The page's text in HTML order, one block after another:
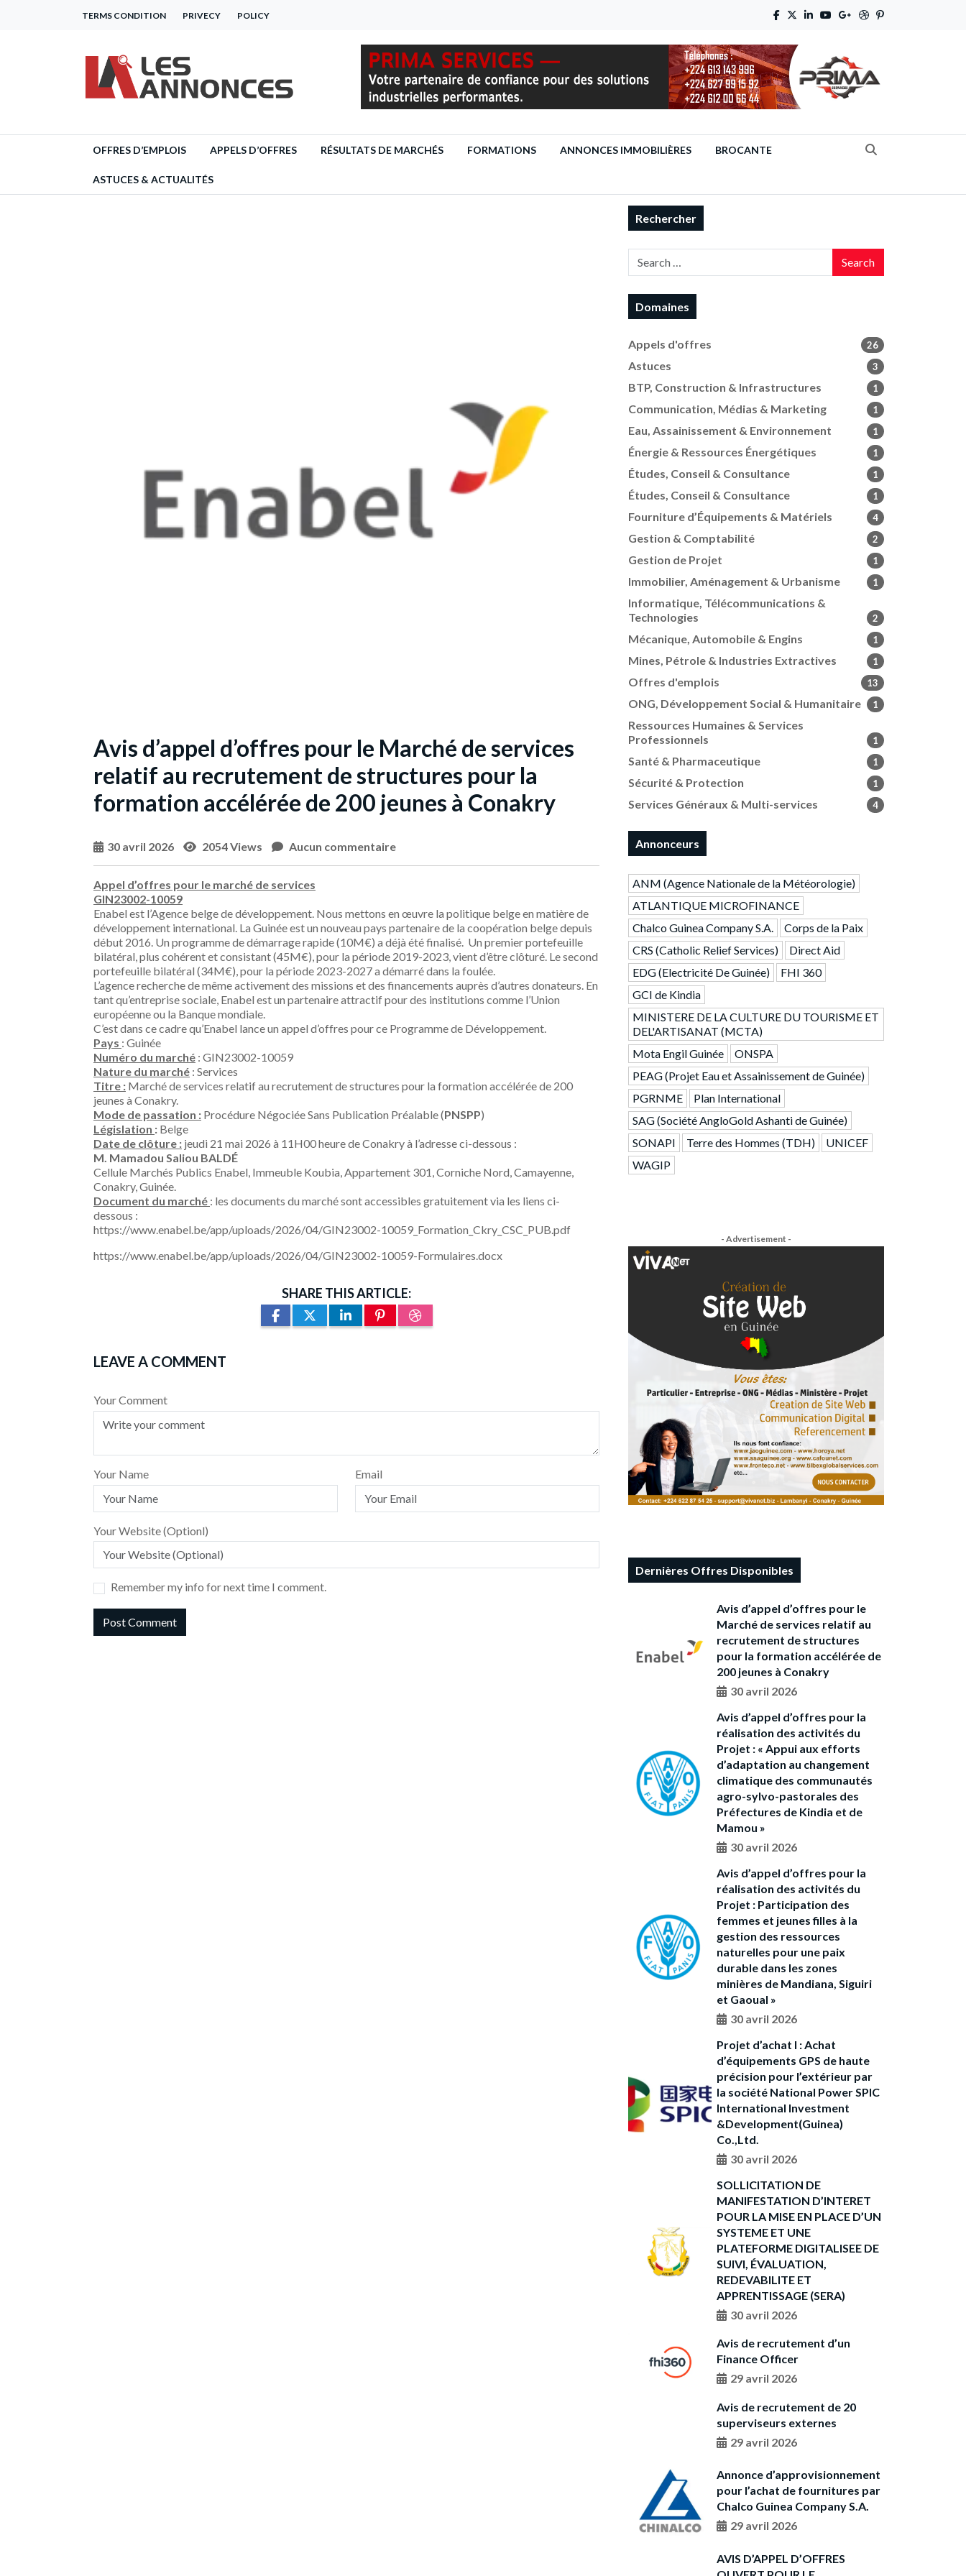
TERMS CONDITION PRIVECY POLICY
OFFRES D’EMPLOIS APPELS D’OFFRES RÉSULTATS DE MARCHÉS FORMATIONS ANNONCES IMMOBILIÈRES BROCANTE
ASTUCES & ACTUALITÉS
Avis d’appel d’offres pour le Marché de services
relatif au recrutement de structures pour la
formation accélérée de 200 jeunes à Conakry
30 avril 2026 2054 Views Aucun commentaire
Appel d’offres pour le marché de services
GIN23002-10059
Enabel est l’Agence belge de développement. Nous mettons en œuvre la politique belge en matière de
développement international. La Guinée est un nouveau pays partenaire de la coopération belge depuis
début 2016. Un programme de démarrage rapide (10M€) a déjà été finalisé. Un premier portefeuille
bilatéral, plus cohérent et consistant (45M€), pour la période 2019-2023, vient d’être clôturé. Le second
portefeuille bilatéral (34M€), pour la période 2023-2027 a démarré dans la foulée.
L’agence recherche de même activement des missions et des financements auprès d’autres donateurs. En
tant qu’entreprise sociale, Enabel est un partenaire attractif pour des institutions comme l’Union
européenne ou la Banque mondiale.
C’est dans ce cadre qu’Enabel lance un appel d’offres pour ce Programme de Développement.
Pays : Guinée
Numéro du marché : GIN23002-10059
Nature du marché : Services
Titre : Marché de services relatif au recrutement de structures pour la formation accélérée de 200
jeunes à Conakry.
Mode de passation : Procédure Négociée Sans Publication Préalable (PNSPP)
Législation : Belge
Date de clôture : jeudi 21 mai 2026 à 11H00 heure de Conakry à l’adresse ci-dessous :
M. Mamadou Saliou BALDÉ
Cellule Marchés Publics Enabel, Immeuble Koubia, Appartement 301, Corniche Nord, Camayenne,
Conakry, Guinée.
Document du marché : les documents du marché sont accessibles gratuitement via les liens ci-
dessous :
https://www.enabel.be/app/uploads/2026/04/GIN23002-10059_Formation_Ckry_CSC_PUB.pdf
https://www.enabel.be/app/uploads/2026/04/GIN23002-10059-Formulaires.docx
SHARE THIS ARTICLE:
LEAVE A COMMENT
Your Comment
Your Name Email
Your Website (Optionl)
Remember my info for next time I comment.
Rechercher
Search
Domaines
Appels d'offres 26
Astuces 3
BTP, Construction & Infrastructures 1
Communication, Médias & Marketing 1
Eau, Assainissement & Environnement 1
Énergie & Ressources Énergétiques 1
Études, Conseil & Consultance 1
Études, Conseil & Consultance 1
Fourniture d’Équipements & Matériels 4
Gestion & Comptabilité 2
Gestion de Projet 1
Immobilier, Aménagement & Urbanisme 1
Informatique, Télécommunications &
Technologies
2
Mécanique, Automobile & Engins 1
Mines, Pétrole & Industries Extractives 1
Offres d'emplois 13
ONG, Développement Social & Humanitaire 1
Ressources Humaines & Services
Professionnels
1
Santé & Pharmaceutique 1
Sécurité & Protection 1
Services Généraux & Multi-services 4
Annonceurs
ANM (Agence Nationale de la Météorologie)
ATLANTIQUE MICROFINANCE
Chalco Guinea Company S.A.
Corps de la Paix
CRS (Catholic Relief Services)
Direct Aid
EDG (Electricité De Guinée)
FHI 360
GCI de Kindia
MINISTERE DE LA CULTURE DU TOURISME ET
DEL'ARTISANAT (MCTA)
Mota Engil Guinée
ONSPA
PEAG (Projet Eau et Assainissement de Guinée)
PGRNME
Plan International
SAG (Société AngloGold Ashanti de Guinée)
SONAPI
Terre des Hommes (TDH)
UNICEF
WAGIP
- Advertisement -
Dernières Offres Disponibles
Avis d’appel d’offres pour le
Marché de services relatif au
recrutement de structures
pour la formation accélérée de
200 jeunes à Conakry
30 avril 2026
Avis d’appel d’offres pour la
réalisation des activités du
Projet : « Appui aux efforts
d’adaptation au changement
climatique des communautés
agro-sylvo-pastorales des
Préfectures de Kindia et de
Mamou »
30 avril 2026
Avis d’appel d’offres pour la
réalisation des activités du
Projet : Participation des
femmes et jeunes filles à la
gestion des ressources
naturelles pour une paix
durable dans les zones
minières de Mandiana, Siguiri
et Gaoual »
30 avril 2026
Projet d’achat I : Achat
d’équipements GPS de haute
précision pour l’extérieur par
la société National Power SPIC
International Investment
&Development(Guinea)
Co.,Ltd.
30 avril 2026
SOLLICITATION DE
MANIFESTATION D’INTERET
POUR LA MISE EN PLACE D’UN
SYSTEME ET UNE
PLATEFORME DIGITALISEE DE
SUIVI, ÉVALUATION,
REDEVABILITE ET
APPRENTISSAGE (SERA)
30 avril 2026
Avis de recrutement d’un
Finance Officer
29 avril 2026
Avis de recrutement de 20
superviseurs externes
29 avril 2026
Annonce d’approvisionnement
pour l’achat de fournitures par
Chalco Guinea Company S.A.
29 avril 2026
AVIS D’APPEL D’OFFRES